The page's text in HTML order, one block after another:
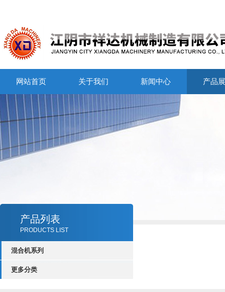
网站首页 关于我们 新闻中心 产品
产品列表
PRODUCTS LIST
混合机系列
更多分类